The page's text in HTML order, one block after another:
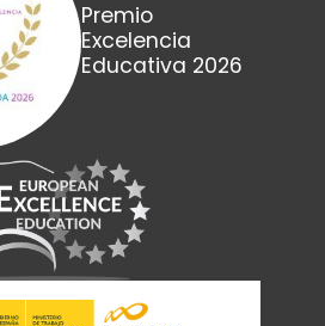
Premio
Excelencia
Educativa 2026